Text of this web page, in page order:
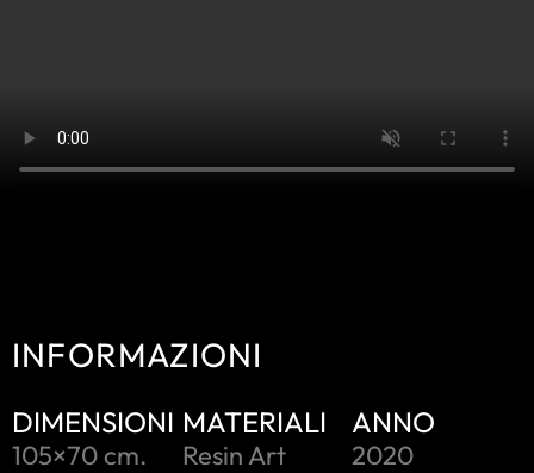
INFORMAZIONI
DIMENSIONI
105×70 cm.
MATERIALI
Resin Art
ANNO
2020